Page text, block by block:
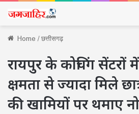
Home/छत्तीसगढ़
रायपुर के कोचिंग सेंटरों
क्षमता से ज्यादा मिले
की खामियों पर थमाए